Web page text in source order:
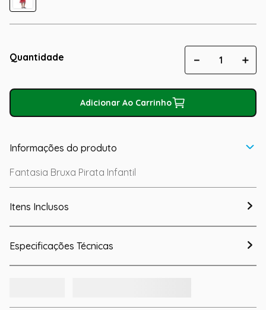
Quantidade ＋
－
Adicionar Ao Carrinho
Informações do produto
Fantasia Bruxa Pirata Infantil
Itens Inclusos
Especificações Técnicas